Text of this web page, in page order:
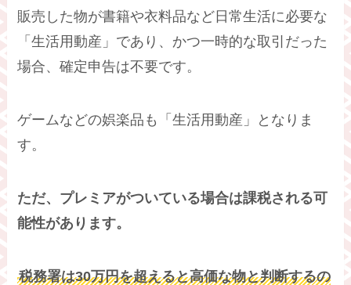
販売した物が書籍や衣料品など日常生活に必要な
「生活用動産」であり、かつ一時的な取引だった
場合、確定申告は不要です。
ゲームなどの娯楽品も「生活用動産」となりま
す。
ただ、プレミアがついている場合は課税される可
能性があります。
税務署は30万円を超えると高価な物と判断するの